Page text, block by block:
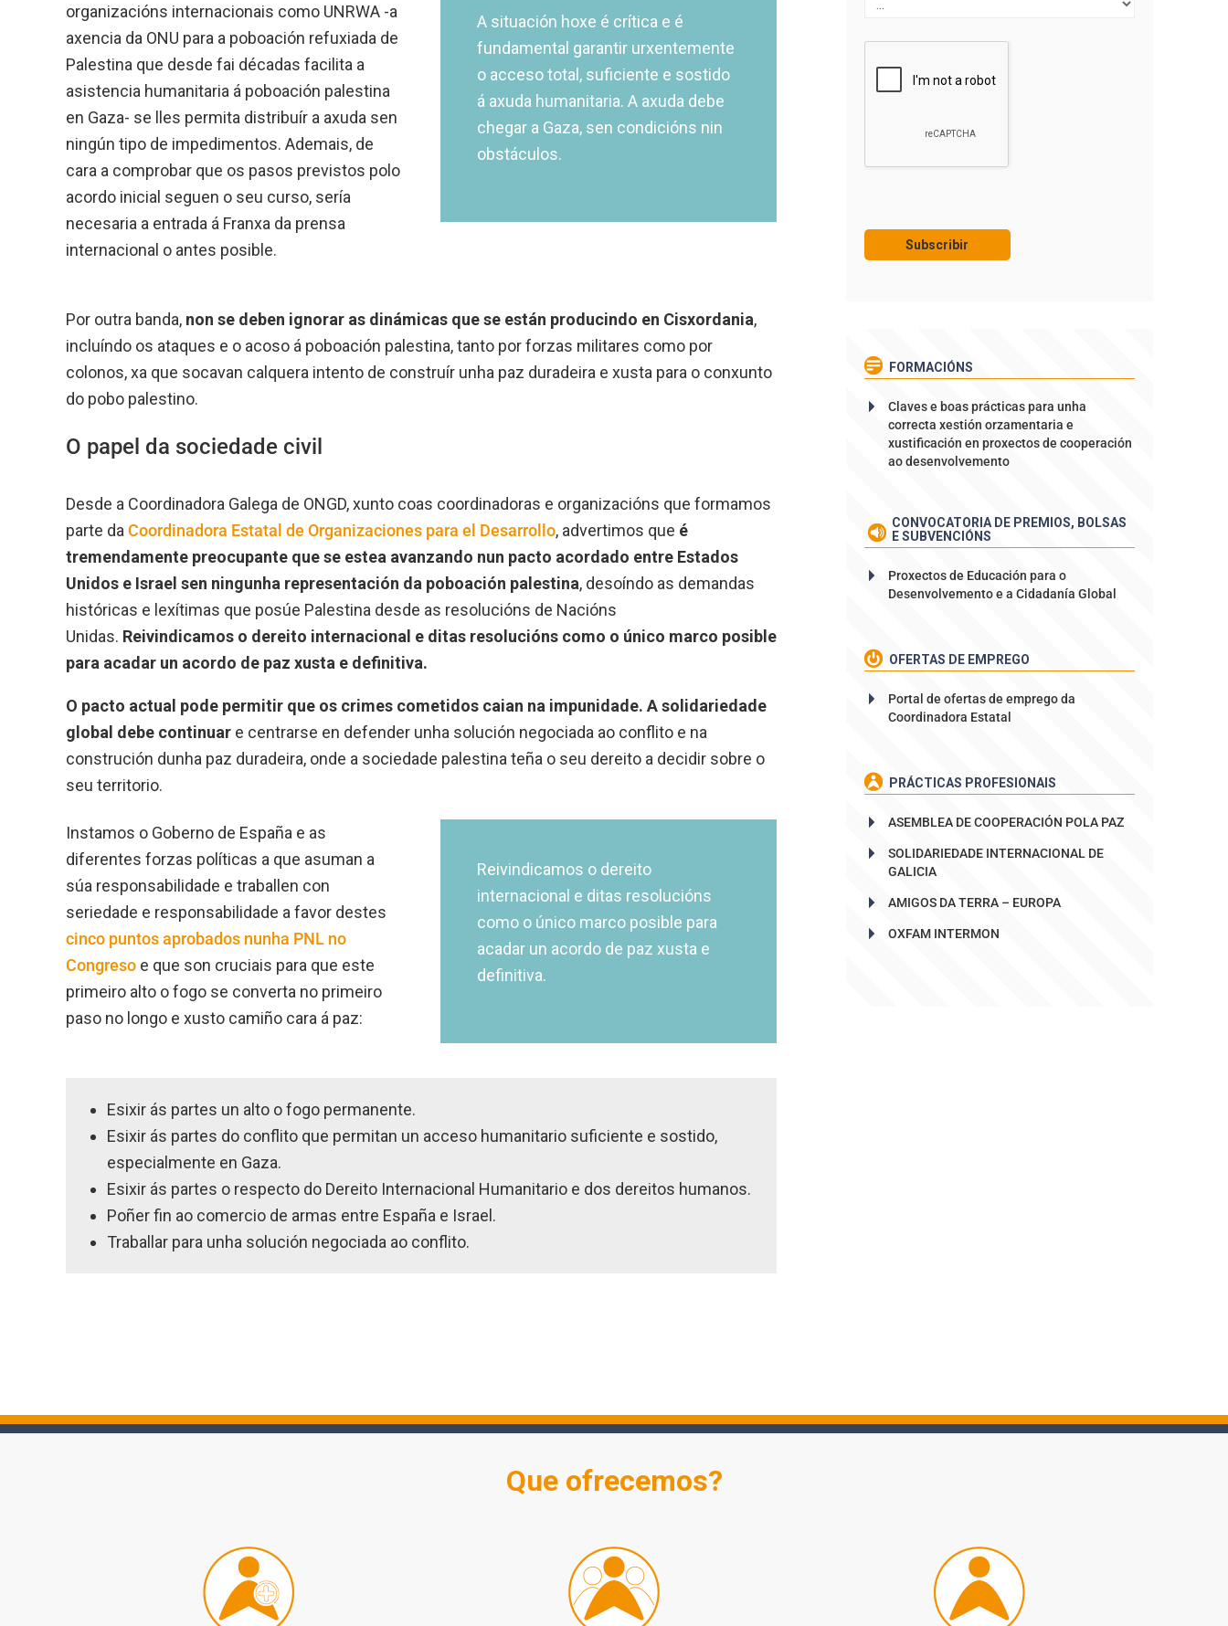
organizacións internacionais como UNRWA -a
axencia da ONU para a poboación refuxiada de
Palestina que desde fai décadas facilita a
asistencia humanitaria á poboación palestina
en Gaza- se lles permita distribuír a axuda sen
ningún tipo de impedimentos. Ademais, de
cara a comprobar que os pasos previstos polo
acordo inicial seguen o seu curso, sería
necesaria a entrada á Franxa da prensa
internacional o antes posible.
A situación hoxe é crítica e é
fundamental garantir urxentemente
o acceso total, suficiente e sostido
á axuda humanitaria. A axuda debe
chegar a Gaza, sen condicións nin
obstáculos.
Por outra banda, non se deben ignorar as dinámicas que se están producindo en Cisxordania,
incluíndo os ataques e o acoso á poboación palestina, tanto por forzas militares como por
colonos, xa que socavan calquera intento de construír unha paz duradeira e xusta para o conxunto
do pobo palestino.
O papel da sociedade civil
Desde a Coordinadora Galega de ONGD, xunto coas coordinadoras e organizacións que formamos
parte da Coordinadora Estatal de Organizaciones para el Desarrollo, advertimos que é
tremendamente preocupante que se estea avanzando nun pacto acordado entre Estados
Unidos e Israel sen ningunha representación da poboación palestina, desoíndo as demandas
históricas e lexítimas que posúe Palestina desde as resolucións de Nacións
Unidas. Reivindicamos o dereito internacional e ditas resolucións como o único marco posible
para acadar un acordo de paz xusta e definitiva.
O pacto actual pode permitir que os crimes cometidos caian na impunidade. A solidariedade
global debe continuar e centrarse en defender unha solución negociada ao conflito e na
construción dunha paz duradeira, onde a sociedade palestina teña o seu dereito a decidir sobre o
seu territorio.
Instamos o Goberno de España e as
diferentes forzas políticas a que asuman a
súa responsabilidade e traballen con
seriedade e responsabilidade a favor destes
cinco puntos aprobados nunha PNL no
Congreso e que son cruciais para que este
primeiro alto o fogo se converta no primeiro
paso no longo e xusto camiño cara á paz:
Reivindicamos o dereito
internacional e ditas resolucións
como o único marco posible para
acadar un acordo de paz xusta e
definitiva.
Esixir ás partes un alto o fogo permanente.
Esixir ás partes do conflito que permitan un acceso humanitario suficiente e sostido,
especialmente en Gaza.
Esixir ás partes o respecto do Dereito Internacional Humanitario e dos dereitos humanos.
Poñer fin ao comercio de armas entre España e Israel.
Traballar para unha solución negociada ao conflito.
FORMACIÓNS
Claves e boas prácticas para unha
correcta xestión orzamentaria e
xustificación en proxectos de cooperación
ao desenvolvemento
CONVOCATORIA DE PREMIOS, BOLSAS
E SUBVENCIÓNS
Proxectos de Educación para o
Desenvolvemento e a Cidadanía Global
OFERTAS DE EMPREGO
Portal de ofertas de emprego da
Coordinadora Estatal
PRÁCTICAS PROFESIONAIS
ASEMBLEA DE COOPERACIÓN POLA PAZ
SOLIDARIEDADE INTERNACIONAL DE
GALICIA
AMIGOS DA TERRA – EUROPA
OXFAM INTERMON
Que ofrecemos?